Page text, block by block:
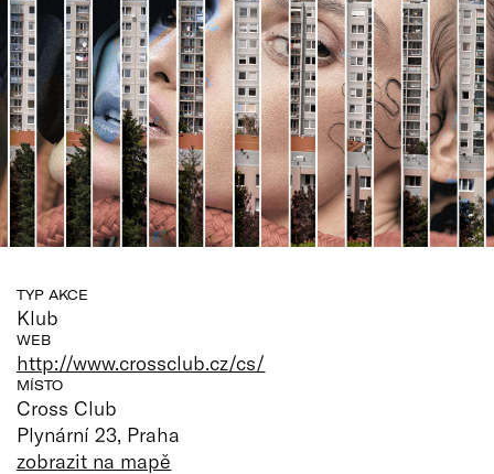
TYP AKCE
Klub
WEB
http://www.crossclub.cz/cs/
MÍSTO
Cross Club
Plynární 23, Praha
zobrazit na mapě